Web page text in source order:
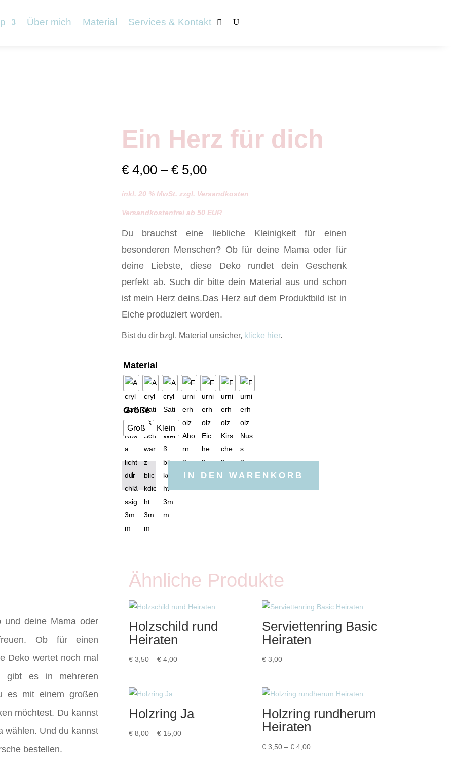
Über mich Material Services & Kontakt
Ein Herz für dich
€4,00 – €5,00Preisspanne:
bis
€ 5,00
inkl. 20 % MwSt. zzgl. Versandkosten
Versandkostenfrei ab 50 EUR
Du brauchst eine liebliche Kleinigkeit für einen
besonderen Menschen? Ob für deine Mama oder für
deine Liebste, diese Deko rundet dein Geschenk
perfekt ab. Such dir bitte dein Material aus und schon
ist mein Herz deins.Das Herz auf dem Produktbild ist in
Eiche produziert worden.
Bist du dir bzgl. Material unsicher, klicke hier.
Material
Größe
Groß Klein
Ein
Herz
für
dich
Menge
IN DEN WARENKORB
und deine Mama oder
Ob für einen
Deko wertet noch mal
gibt es in mehreren
es mit einem großen
möchtest. Du kannst
wählen. Und du kannst
bestellen.
Ähnliche Produkte
Holzschild rund
Heiraten
€3,50 – €4,00Preisspanne:
Serviettenring Basic
Heiraten
€3,00
Holzring Ja
€8,00 – €15,00Preisspanne:
Holzring rundherum
Heiraten
€3,50 – €4,00Preisspanne: